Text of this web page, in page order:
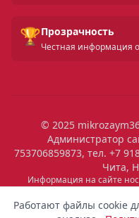
Работают файлы cookie
🏆Прозрачность
Честная информация
© 2025
Администратор
753706859873, тел. +7
Чита,
Информация на сайте
является публичной
на сайтах МФО. Помните:
необходимо исполнять.